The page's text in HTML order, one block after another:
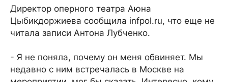
Директор оперного театра Аюна
Цыбикдоржиева сообщила infpol.ru, что еще не
читала записи Антона Лубченко.
- Я не поняла, почему он меня обвиняет. Мы
недавно с ним встречалась в Москве на